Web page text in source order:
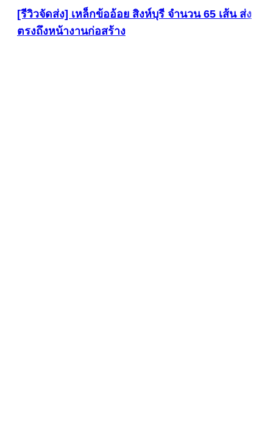
[รีวิวจัดส่ง] เหล็กข้ออ้อย สิงห์บุรี จำนวน 65 เส้น ส่ง
ตรงถึงหน้างานก่อสร้าง